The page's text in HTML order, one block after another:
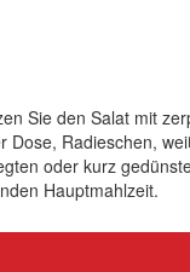
Sie den Salat mit
Dose, Radieschen,
oder kurz
Hauptmahlzeit.